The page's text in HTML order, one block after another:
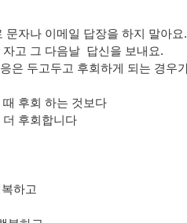
문자나 이메일 답장을 하지 말아요.
고 그 다음날 답신을 보내요.
은 두고두고 후회하게 되는 경우
후회 하는 것보다
후회합니다
하고